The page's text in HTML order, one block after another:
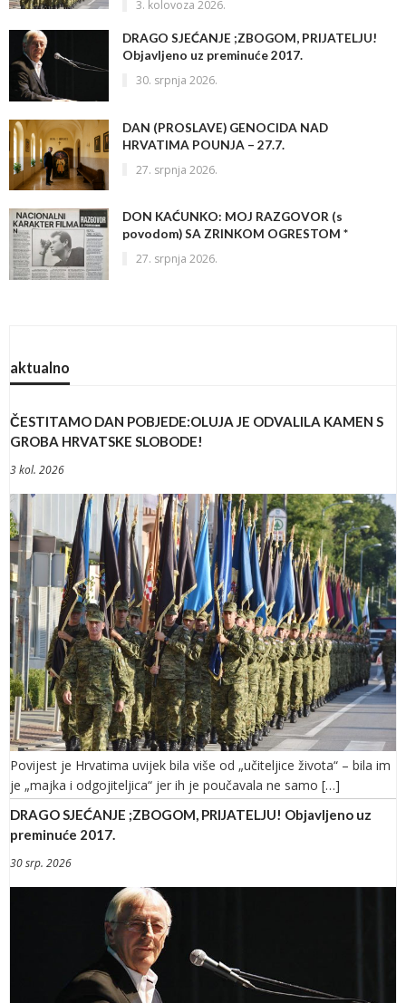
3. kolovoza 2026.
DRAGO SJEĆANJE ;ZBOGOM, PRIJATELJU!
Objavljeno uz preminuće 2017.
30. srpnja 2026.
DAN (PROSLAVE) GENOCIDA NAD
HRVATIMA POUNJA – 27.7.
27. srpnja 2026.
DON KAĆUNKO: MOJ RAZGOVOR (s
povodom) SA ZRINKOM OGRESTOM *
27. srpnja 2026.
aktualno
ČESTITAMO DAN POBJEDE:OLUJA JE ODVALILA KAMEN S
GROBA HRVATSKE SLOBODE!
3 kol. 2026
Povijest je Hrvatima uvijek bila više od „učiteljice života“ – bila im
je „majka i odgojiteljica“ jer ih je poučavala ne samo […]
DRAGO SJEĆANJE ;ZBOGOM, PRIJATELJU! Objavljeno uz
preminuće 2017.
30 srp. 2026